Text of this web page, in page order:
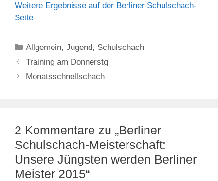
Weitere Ergebnisse auf der Berliner Schulschach-
Seite
Kategorien
Allgemein,Jugend, Schulschach
Training am Donnerstg
Monatsschnellschach
2 Kommentare zu „Berliner
Schulschach-Meisterschaft:
Unsere Jüngsten werden Berliner
Meister 2015“